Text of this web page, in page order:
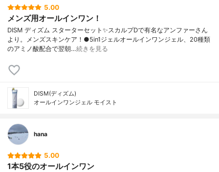
5.00
メンズ用オールインワン！
DISM ディズム スターターセット✨スカルプDで有名なアンファーさん
より。メンズスキンケア！●5in1ジェルオールインワンジェル、20種類
のアミノ酸配合で翌朝…続きを見る
DISM(ディズム)
オールインワンジェル モイスト
hana
5.00
1本5役のオールインワン